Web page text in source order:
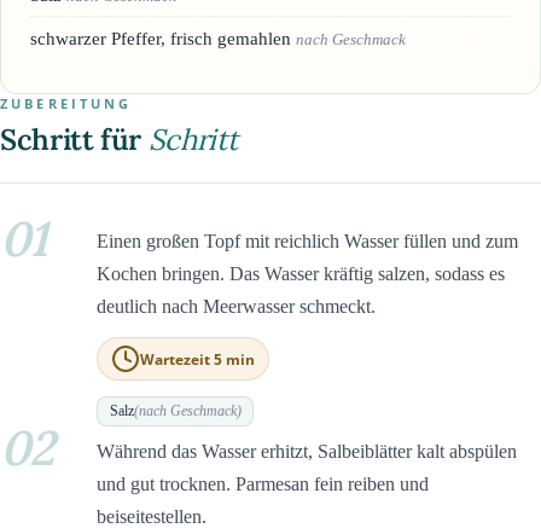
schwarzer Pfeffer, frisch gemahlen nach Geschmack
ZUBEREITUNG
Schritt für Schritt
01
Einen großen Topf mit reichlich Wasser füllen und zum
Kochen bringen. Das Wasser kräftig salzen, sodass es
deutlich nach Meerwasser schmeckt.
Wartezeit 5 min
Salz(nach Geschmack)
02
Während das Wasser erhitzt, Salbeiblätter kalt abspülen
und gut trocknen. Parmesan fein reiben und
beiseitestellen.